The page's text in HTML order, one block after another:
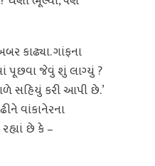
કાઢ્યા. ગાંફના
પૂછવા જેવું શું લાગ્યું ?
સહિયું કરી આપી છે.’
વાંકાનેરના
છે કે –